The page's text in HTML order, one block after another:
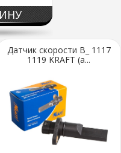
Датчик скорости В_ 1117
1119 KRAFT (а...